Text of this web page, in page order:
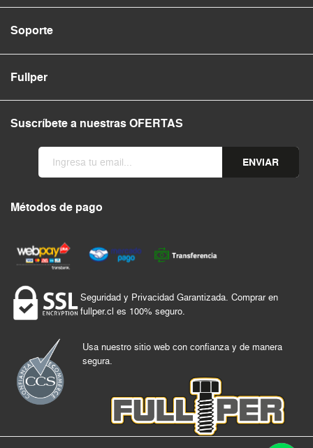
Soporte
Fullper
Suscríbete a nuestras OFERTAS
ENVIAR
Métodos de pago
Seguridad y Privacidad Garantizada. Comprar en
fullper.cl es 100% seguro.
Usa nuestro sitio web con confianza y de manera
segura.